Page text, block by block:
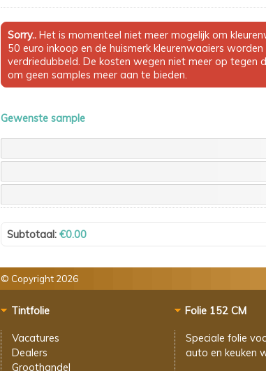
Sorry..Het is momenteel niet meer mogelijk om
50 euro inkoop en de huismerk kleurenwaaiers
verdriedubbeld. De kosten wegen niet meer op tegen
om geen samples meer aan te bieden.
Gewenste sample
Subtotaal: €0.00
© Copyright 2026
Tintfolie
Vacatures
Dealers
Groothandel
Folie 152 CM
Speciale folie
auto en keuken